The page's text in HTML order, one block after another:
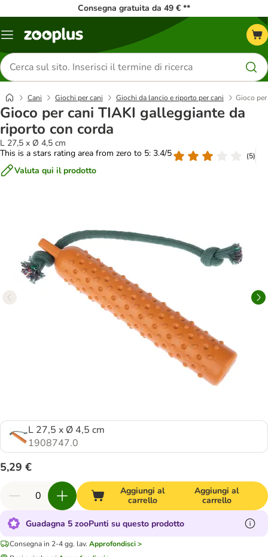
Consegna gratuita da 49 € **
Overview
Cerca
prodotti
Cani Giochi per cani Giochi da lancio e riporto per cani Gioco
Gioco per cani TIAKI galleggiante da
riporto con corda
L 27,5 x Ø 4,5 cm
This is a stars rating area from zero to 5: 3.4/5
(5)
Valuta qui il prodotto
L 27,5 x Ø 4,5 cm
1908747.0
5,29 €
Aggiungi al
carrello
Aggiungi al
carrello
Guadagna 5 zooPunti su questo prodotto
Consegna in 2-4 gg. lav. Approfondisci >